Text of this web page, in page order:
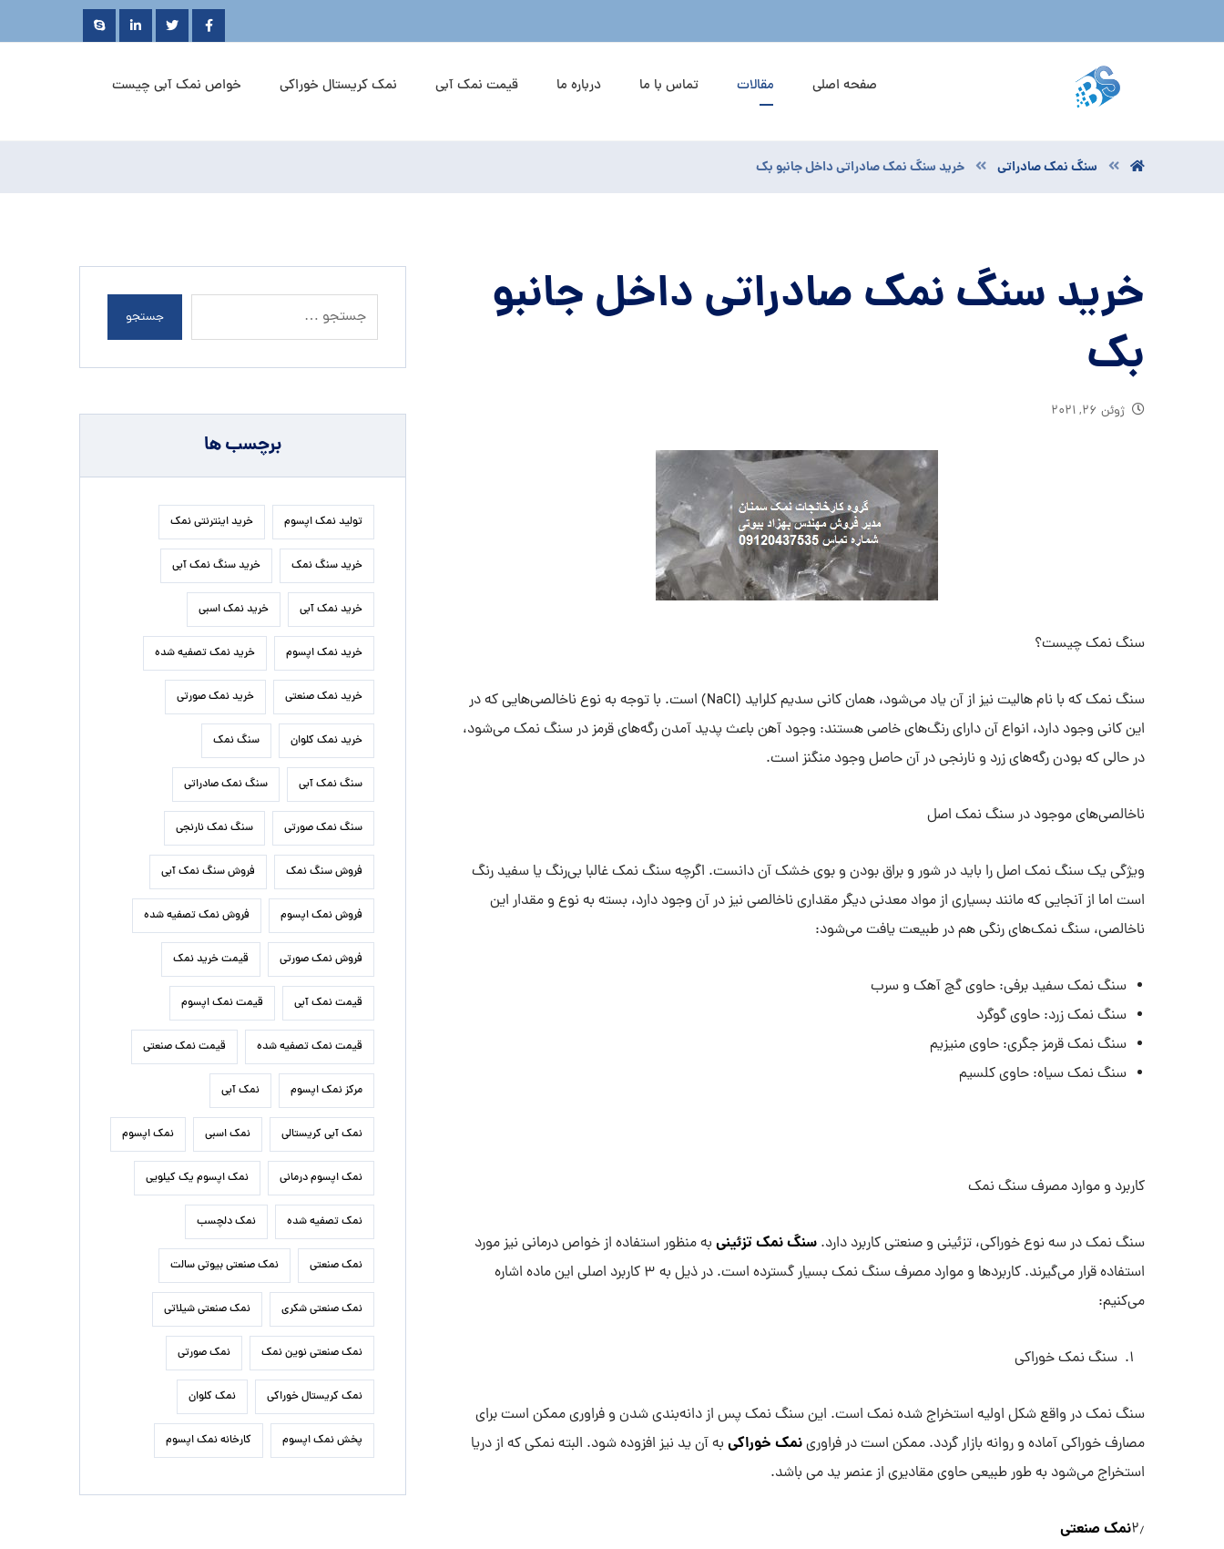
صفحه اصلی مقالات تماس با ما درباره ما قیمت نمک آبی نمک کریستال خوراکی خواص نمک آبی چیست
سنگ نمک صادراتی خرید سنگ نمک صادراتی داخل جانبو بک
خرید سنگ نمک صادراتی داخل جانبو
بک
ژوئن ۲۶, ۲۰۲۱
سنگ نمک چیست؟
سنگ نمک که با نام هالیت نیز از آن یاد می‌شود، همان کانی سدیم کلراید (NaCl) است. با توجه به نوع ناخالصی‌هایی که در
این کانی وجود دارد، انواع آن دارای رنگ‌های خاصی هستند: وجود آهن باعث پدید آمدن رگه‌های قرمز در سنگ نمک می‌شود،
در حالی که بودن رگه‌های زرد و نارنجی در آن حاصل وجود منگنز است.
ناخالصی‌های موجود در سنگ نمک اصل
ویژگی یک سنگ نمک اصل را باید در شور و براق بودن و بوی خشک آن دانست. اگرچه سنگ نمک غالبا بی‌رنگ یا سفید رنگ
است اما از آنجایی که مانند بسیاری از مواد معدنی دیگر مقداری ناخالصی نیز در آن وجود دارد، بسته به نوع و مقدار این
ناخالصی، سنگ نمک‌های رنگی هم در طبیعت یافت می‌شود:
سنگ نمک سفید برفی: حاوی گچ آهک و سرب
سنگ نمک زرد: حاوی گوگرد
سنگ نمک قرمز جگری: حاوی منیزیم
سنگ نمک سیاه: حاوی کلسیم
کاربرد و موارد مصرف سنگ نمک
سنگ نمک در سه نوع خوراکی، تزئینی و صنعتی کاربرد دارد. سنگ نمک تزئینی به منظور استفاده از خواص درمانی نیز مورد
استفاده قرار می‌گیرند. کاربردها و موارد مصرف سنگ نمک بسیار گسترده است. در ذیل به ۳ کاربرد اصلی این ماده اشاره
می‌کنیم:
سنگ نمک خوراکی
سنگ نمک در واقع شکل اولیه استخراج شده نمک است. این سنگ نمک پس از دانه‌بندی شدن و فراوری ممکن است برای
مصارف خوراکی آماده و روانه بازار گردد. ممکن است در فراورینمک خوراکی به آن ید نیز افزوده شود. البته نمکی که از دریا
استخراج می‌شود به طور طبیعی حاوی مقادیری از عنصر ید می باشد.
۲٫نمک صنعتی
جستجو
برچسب ها
تولید نمک اپسوم خرید اینترنتی نمک
خرید سنگ نمک خرید سنگ نمک آبی
خرید نمک آبی خرید نمک اسبی
خرید نمک اپسوم خرید نمک تصفیه شده
خرید نمک صنعتی خرید نمک صورتی
خرید نمک کلوان سنگ نمک
سنگ نمک آبی سنگ نمک صادراتی
سنگ نمک صورتی سنگ نمک نارنجی
فروش سنگ نمک فروش سنگ نمک آبی
فروش نمک اپسوم فروش نمک تصفیه شده
فروش نمک صورتی قیمت خرید نمک
قیمت نمک آبی قیمت نمک اپسوم
قیمت نمک تصفیه شده قیمت نمک صنعتی
مرکز نمک اپسوم نمک آبی
نمک آبی کریستالی نمک اسبی نمک اپسوم
نمک اپسوم درمانی نمک اپسوم یک کیلویی
نمک تصفیه شده نمک دلچسب
نمک صنعتی نمک صنعتی بیوتی سالت
نمک صنعتی شکری نمک صنعتی شیلاتی
نمک صنعتی نوین نمک نمک صورتی
نمک کریستال خوراکی نمک کلوان
پخش نمک اپسوم کارخانه نمک اپسوم